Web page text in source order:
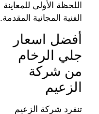
اللحظة الأولى للمعاينة
الفنية المجانية المقدمة.
أفضل اسعار
جلي الرخام
من شركة
الزعيم
تنفرد شركة الزعيم